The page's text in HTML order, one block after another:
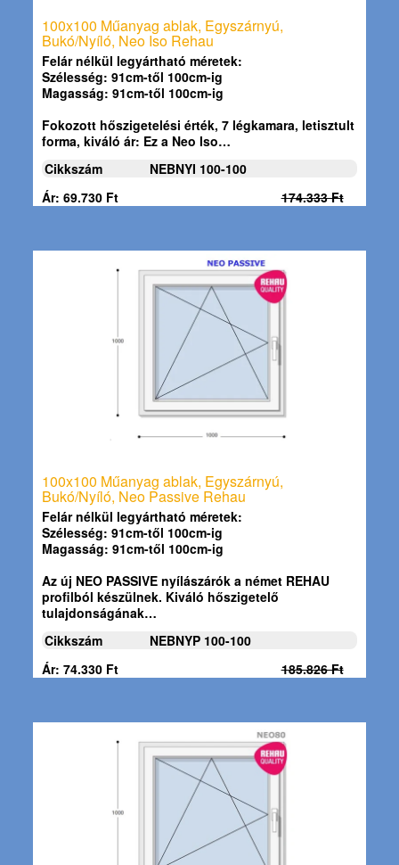
100x100 Műanyag ablak, Egyszárnyú,
Bukó/Nyíló, Neo Iso Rehau
Felár nélkül legyártható méretek:
Szélesség: 91cm-től 100cm-ig
Magasság: 91cm-től 100cm-ig
Fokozott hőszigetelési érték, 7 légkamara, letisztult
forma, kiváló ár: Ez a Neo Iso…
Cikkszám
NEBNYI 100-100
Ár: 69.730 Ft
174.333 Ft
100x100 Műanyag ablak, Egyszárnyú,
Bukó/Nyíló, Neo Passive Rehau
Felár nélkül legyártható méretek:
Szélesség: 91cm-től 100cm-ig
Magasság: 91cm-től 100cm-ig
Az új NEO PASSIVE nyílászárók a német REHAU
profilból készülnek. Kiváló hőszigetelő
tulajdonságának…
Cikkszám
NEBNYP 100-100
Ár: 74.330 Ft
185.826 Ft